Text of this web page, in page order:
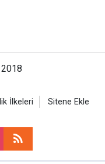
İlkeleri Sitene Ekle